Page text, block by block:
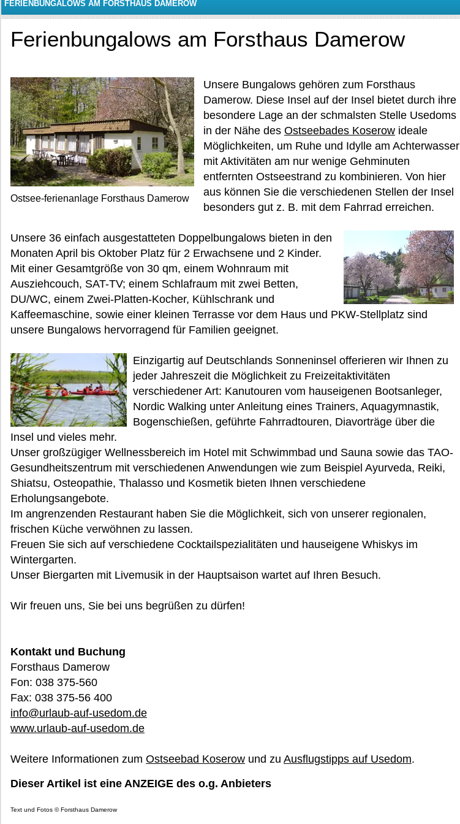
FERIENBUNGALOWS AM FORSTHAUS DAMEROW
Ferienbungalows am Forsthaus Damerow
Ostsee-ferienanlage Forsthaus Damerow
Unsere Bungalows gehören zum Forsthaus
Damerow. Diese Insel auf der Insel bietet durch ihre
besondere Lage an der schmalsten Stelle Usedoms
in der Nähe des Ostseebades Koserow ideale
Möglichkeiten, um Ruhe und Idylle am Achterwasser
mit Aktivitäten am nur wenige Gehminuten
entfernten Ostseestrand zu kombinieren. Von hier
aus können Sie die verschiedenen Stellen der Insel
besonders gut z. B. mit dem Fahrrad erreichen.
Unsere 36 einfach ausgestatteten Doppelbungalows bieten in den
Monaten April bis Oktober Platz für 2 Erwachsene und 2 Kinder.
Mit einer Gesamtgröße von 30 qm, einem Wohnraum mit
Ausziehcouch, SAT-TV; einem Schlafraum mit zwei Betten,
DU/WC, einem Zwei-Platten-Kocher, Kühlschrank und
Kaffeemaschine, sowie einer kleinen Terrasse vor dem Haus und PKW-Stellplatz sind
unsere Bungalows hervorragend für Familien geeignet.
Einzigartig auf Deutschlands Sonneninsel offerieren wir Ihnen zu
jeder Jahreszeit die Möglichkeit zu Freizeitaktivitäten
verschiedener Art: Kanutouren vom hauseigenen Bootsanleger,
Nordic Walking unter Anleitung eines Trainers, Aquagymnastik,
Bogenschießen, geführte Fahrradtouren, Diavorträge über die
Insel und vieles mehr.
Unser großzügiger Wellnessbereich im Hotel mit Schwimmbad und Sauna sowie das TAO-
Gesundheitszentrum mit verschiedenen Anwendungen wie zum Beispiel Ayurveda, Reiki,
Shiatsu, Osteopathie, Thalasso und Kosmetik bieten Ihnen verschiedene
Erholungsangebote.
Im angrenzenden Restaurant haben Sie die Möglichkeit, sich von unserer regionalen,
frischen Küche verwöhnen zu lassen.
Freuen Sie sich auf verschiedene Cocktailspezialitäten und hauseigene Whiskys im
Wintergarten.
Unser Biergarten mit Livemusik in der Hauptsaison wartet auf Ihren Besuch.
Wir freuen uns, Sie bei uns begrüßen zu dürfen!
Kontakt und Buchung
Forsthaus Damerow
Fon: 038 375-560
Fax: 038 375-56 400
info@urlaub-auf-usedom.de
www.urlaub-auf-usedom.de
Weitere Informationen zum Ostseebad Koserow und zu Ausflugstipps auf Usedom.
Dieser Artikel ist eine ANZEIGE des o.g. Anbieters
Text und Fotos © Forsthaus Damerow